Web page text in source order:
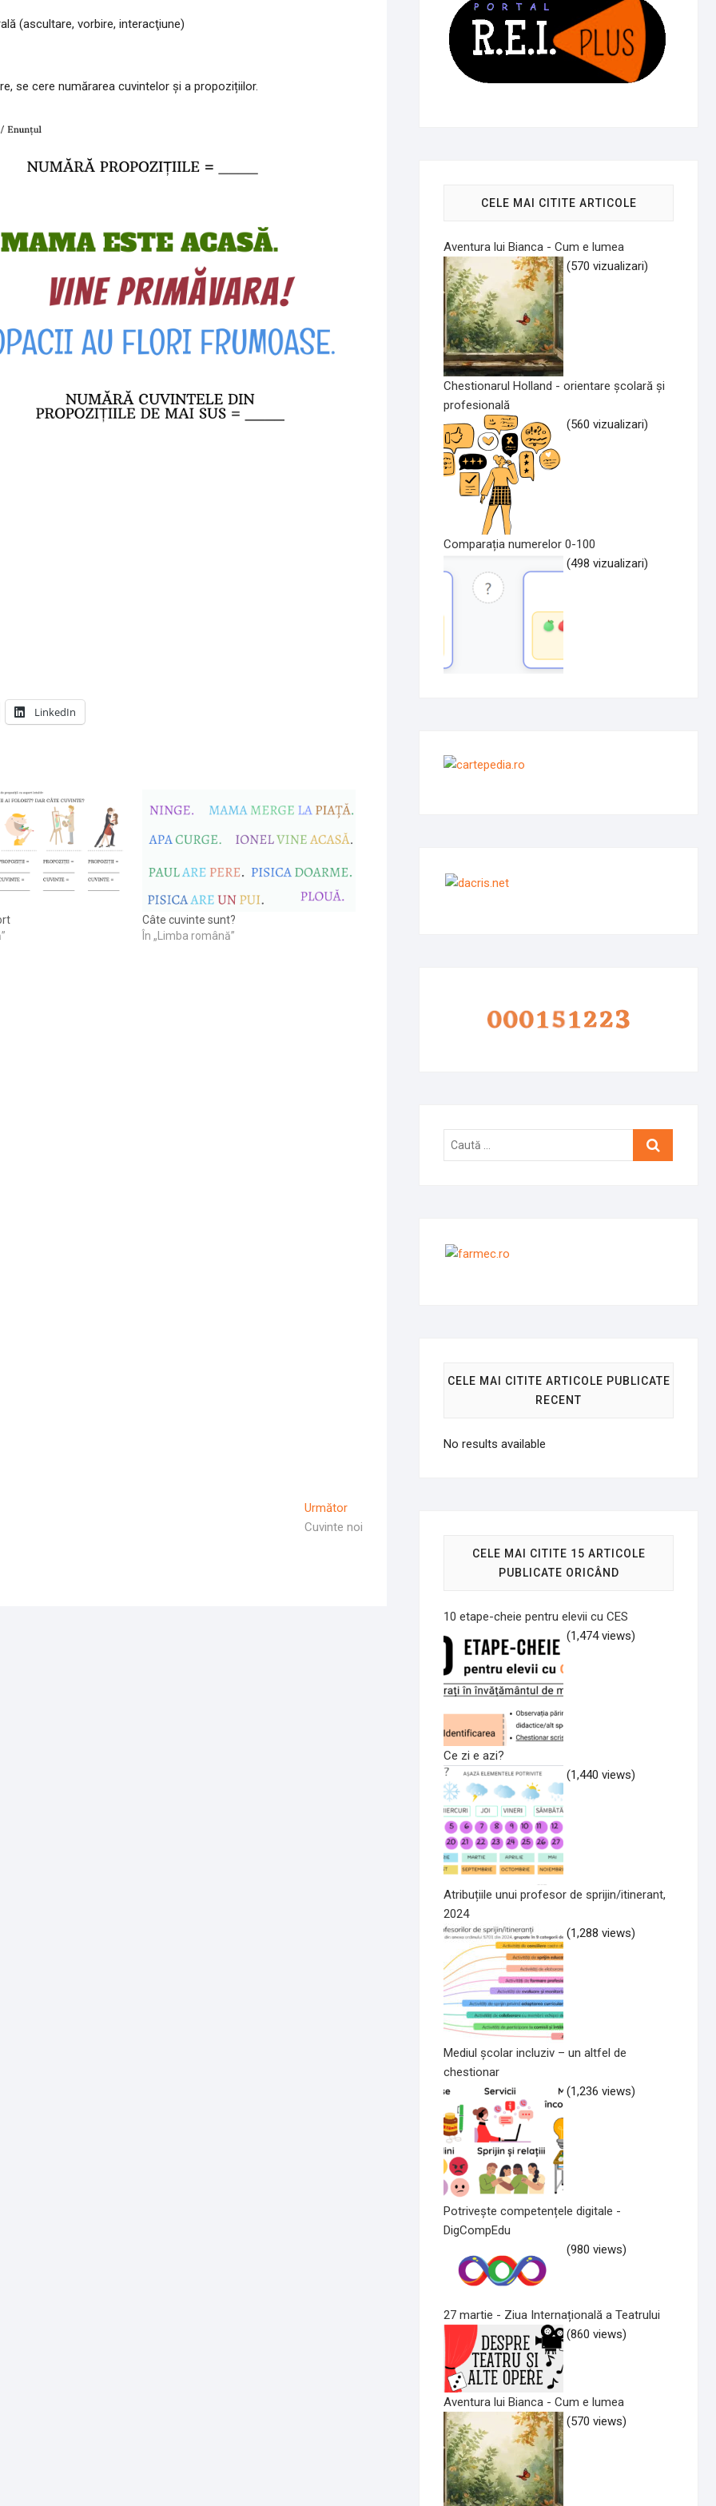
(ascultare, vorbire, interacţiune)
se cere numărarea cuvintelor și a propozițiilor.
LinkedIn
Câte cuvinte sunt?
În „Limba română”
UrmătorArticolul
Următor:
Cuvinte noi
CELE MAI CITITE ARTICOLE
Aventura lui Bianca - Cum e lumea
(570 vizualizari)
Chestionarul Holland - orientare școlară și
profesională
(560 vizualizari)
Comparația numerelor 0-100
(498 vizualizari)
Caută
CELE MAI CITITE ARTICOLE PUBLICATE
RECENT
No results available
CELE MAI CITITE 15 ARTICOLE
PUBLICATE ORICÂND
10 etape-cheie pentru elevii cu CES
(1,474 views)
Ce zi e azi?
(1,440 views)
Atribuțiile unui profesor de sprijin/itinerant,
2024
(1,288 views)
Mediul școlar incluziv – un altfel de
chestionar
(1,236 views)
Potrivește competențele digitale -
DigCompEdu
(980 views)
27 martie - Ziua Internațională a Teatrului
(860 views)
Aventura lui Bianca - Cum e lumea
(570 views)